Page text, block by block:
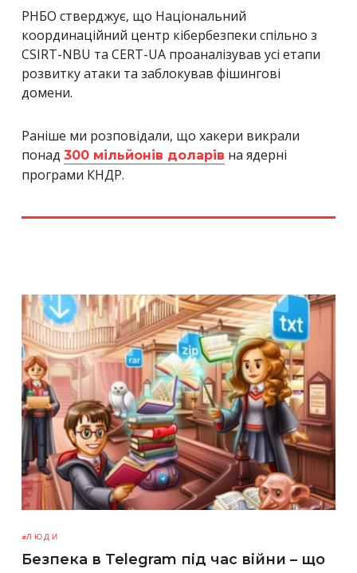
РНБО стверджує, що Національний
координаційний центр кібербезпеки спільно з
CSIRT-NBU та CERT-UA проаналізував усі етапи
розвитку атаки та заблокував фішингові
домени.
Раніше ми розповідали, що хакери викрали
понад 300 мільйонів доларів на ядерні
програми КНДР.
ЛЮДИ
Безпека в Telegram під час війни – що